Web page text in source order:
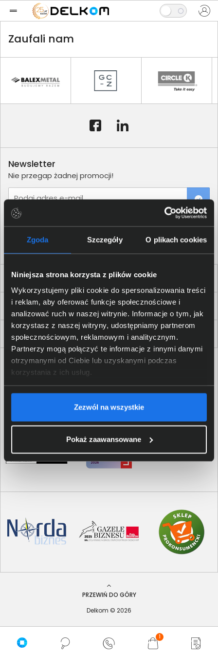
Zgoda Szczegóły O plikach cookies
Niniejsza strona korzysta z plików cookie
Wykorzystujemy pliki cookie do spersonalizowania treści
i reklam, aby oferować funkcje społecznościowe i
analizować ruch w naszej witrynie. Informacje o tym, jak
korzystasz z naszej witryny, udostępniamy partnerom
społecznościowym, reklamowym i analitycznym.
Partnerzy mogą połączyć te informacje z innymi danymi
otrzymanymi od Ciebie lub uzyskanymi podczas
korzystania z ich usług.
Zezwól na wszystkie
Pokaż zaawansowane
1
Zaufali nam
Dla Firm i Instytucji
Zakupy
Delkom 2000
Newsletter
Nie przegap żadnej promocji!
Podaj adres e-mail
PRZEWIŃ DO GÓRY
Delkom © 2026